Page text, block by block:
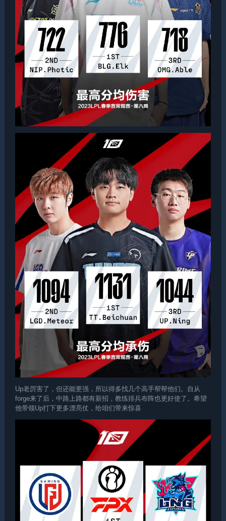
Up老厉害了，但还能更强，所以得多找几个高手帮帮他们。自从
forge来了后，中路上路都有新招，教练排兵布阵也更好使了。希望
他带领Up打下更多漂亮仗，给咱们带来惊喜